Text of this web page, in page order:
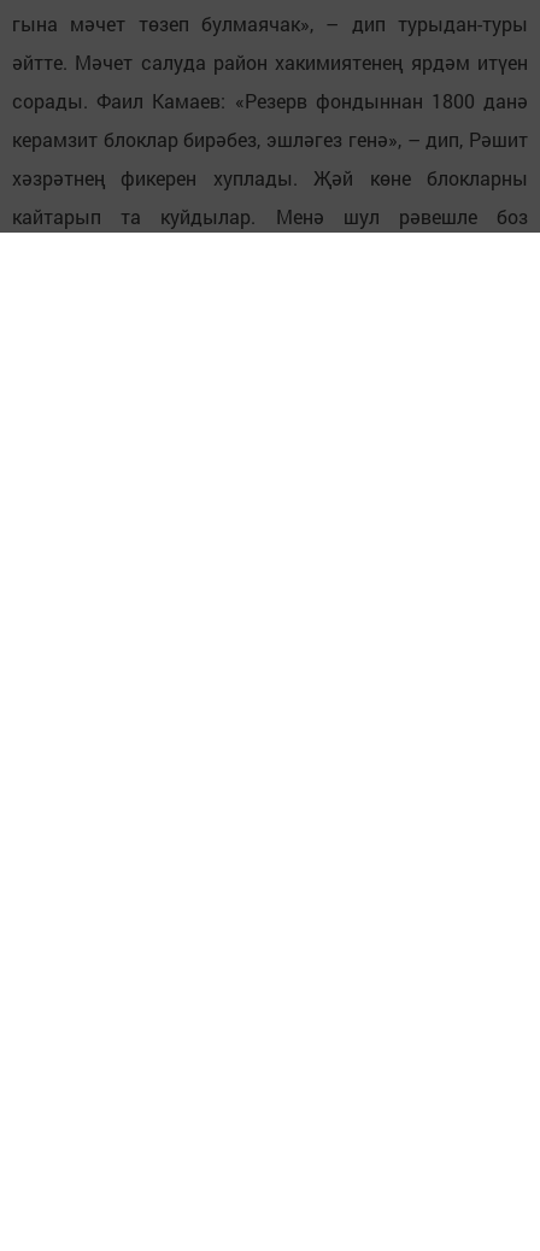
гына мәчет төзеп булмаячак», – дип турыдан-туры
әйтте. Мәчет салуда район хакимиятенең ярдәм итүен
сорады. Фаил Камаев: «Резерв фондыннан 1800 данә
керамзит блоклар бирәбез, эшләгез генә», – дип, Рәшит
хәзрәтнең фикерен хуплады. Җәй көне блокларны
кайтарып та куйдылар. Менә шул рәвешле боз